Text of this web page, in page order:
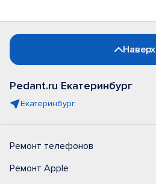
Наверх
Pedant.ru Екатеринбург
Екатеринбург
Ремонт телефонов
Ремонт Apple